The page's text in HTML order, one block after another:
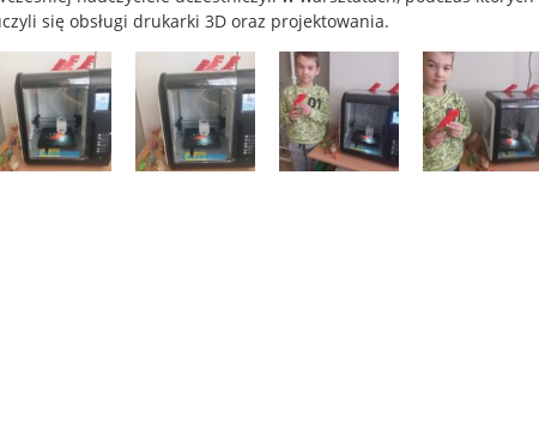
się obsługi drukarki 3D oraz projektowania.